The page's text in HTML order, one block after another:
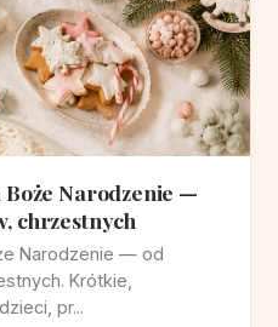
Boże Narodzenie —
chrzestnych
Narodzenie — od
Krótkie,
pr...